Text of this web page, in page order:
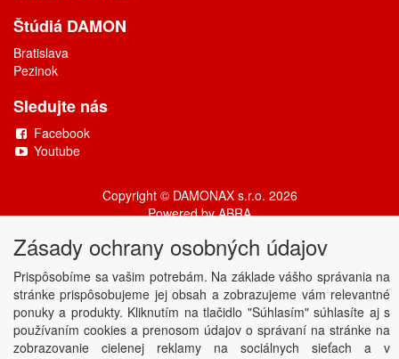
Štúdiá DAMON
Bratislava
Pezinok
Sledujte nás
Facebook
Youtube
Copyright © DAMONAX s.r.o. 2026
Powered byABRA
Zásady ochrany osobných údajov
Prispôsobíme sa vašim potrebám. Na základe vášho správania na
stránke prispôsobujeme jej obsah a zobrazujeme vám relevantné
ponuky a produkty. Kliknutím na tlačidlo "Súhlasím" súhlasíte aj s
používaním cookies a prenosom údajov o správaní na stránke na
zobrazovanie cielenej reklamy na sociálnych sieťach a v